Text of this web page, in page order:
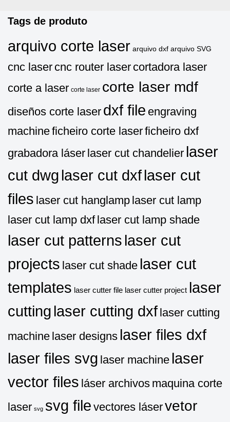
Tags de produto
arquivo corte laser arquivo dxf arquivo SVG
cnc laser cnc router laser cortadora laser
corte a laser corte laser corte laser mdf
diseños corte laser dxf file engraving
machineficheiro corte laserficheiro dxf
grabadora láser laser cut chandelier laser
cut dwg laser cut dxflaser cut
files laser cut hanglamp laser cut lamp
laser cut lamp dxf laser cut lamp shade
laser cut patterns laser cut
projects laser cut shade laser cut
templates laser cutter file laser cutter project laser
cutting laser cutting dxf laser cutting
machine laser designs laser files dxf
laser files svg laser machine laser
vector files láser archivos maquina corte
laser svg svg file vectores láservetor